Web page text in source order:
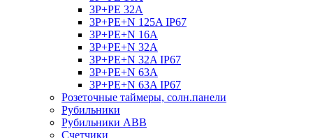
3P+PE 32A
3P+PE+N 125A IP67
3P+PE+N 16A
3P+PE+N 32A
3P+PE+N 32A IP67
3P+PE+N 63A
3P+PE+N 63A IP67
Розеточные таймеры, солн.панели
Рубильники
Рубильники ABB
Счетчики